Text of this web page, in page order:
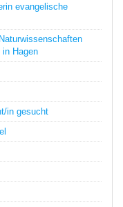
evangelische
Hagen
in gesucht